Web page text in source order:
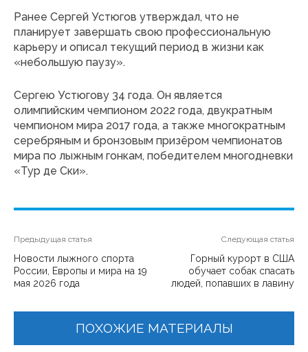
Ранее Сергей Устюгов утверждал, что не
планирует завершать свою профессиональную
карьеру и описал текущий период в жизни как
«небольшую паузу».
Сергею Устюгову 34 года. Он является
олимпийским чемпионом 2022 года, двукратным
чемпионом мира 2017 года, а также многократным
серебряным и бронзовым призёром чемпионатов
мира по лыжным гонкам, победителем многодневки
«Тур де Ски».
Предыдущая статья
Новости лыжного спорта
России, Европы и мира на 19
мая 2026 года
Следующая статья
Горный курорт в США
обучает собак спасать
людей, попавших в лавину
ПОХОЖИЕ МАТЕРИАЛЫ